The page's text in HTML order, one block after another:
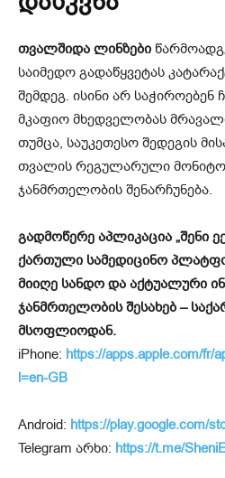
თვალშიდა ლინზები
საიმედო გადაწყვეტას
შემდეგ. ისინი არ საჭიროებენ
მკაფიო მხედველობას
თუმცა, საუკეთესო შედეგის
თვალის რეგულარული
ჯანმრთელობის შენარჩუნება.
გადმოწერე აპლიკაცია „შენი
ქართული სამედიცინო
მიიღე სანდო და აქტუალური
ჯანმრთელობის შესახებ –
მსოფლიოდან.
iPhone: https://apps.apple.com/fr/
l=en-GB
Android: https://play.google.com/
Telegram არხი: https://t.me/